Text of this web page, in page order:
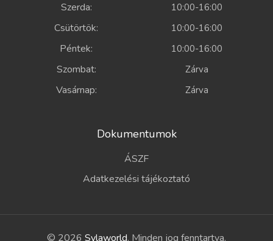
Szerda: 10:00-16:00
Csütörtök: 10:00-16:00
Péntek: 10:00-16:00
Szombat: Zárva
Vasárnap: Zárva
Dokumentumok
ÁSZF
Adatkezelési tájékoztató
© 2026 Sylaworld. Minden jog fenntartva.